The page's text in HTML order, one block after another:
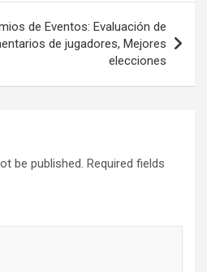
de Eventos: Evaluación de
de jugadores, Mejores
elecciones
be published. Required fields